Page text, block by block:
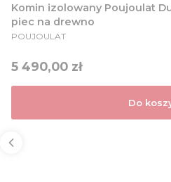
Komin izolowany Poujoulat
piec na drewno
PRODUCENT
POUJOULAT
Cena
5 490,00 zł
Do